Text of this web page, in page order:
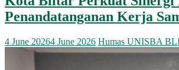
Penandatanganan Kerja
4 June 20264 June 2026 Humas UNISBA